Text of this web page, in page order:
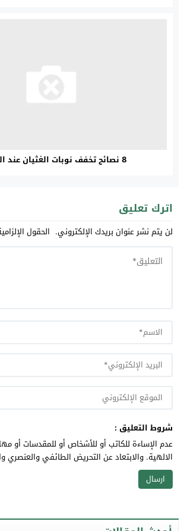
8 نصائح تخفف نوبات الغثيان عند الحوامل
اترك تعليق
لن يتم نشر عنوان بريدك الإلكتروني. الحقول
شروط التعليق :
عدم الإساءة للكاتب أو للأشخاص أو للمقدسات أو
الالهية. والابتعاد عن التحريض الطائفي والعنصري